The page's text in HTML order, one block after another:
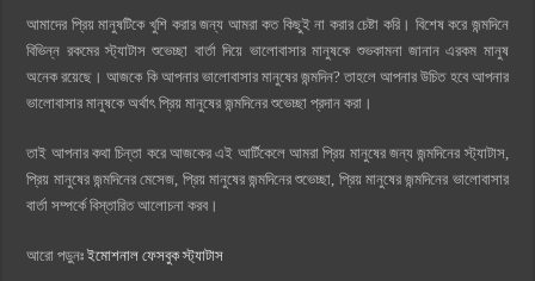
আমাদের প্রিয় মানুষটিকে খুশি করার জন্য আমরা কত কিছুই না করার চেষ্টা করি। বিশেষ করে জন্মদিনে
বিভিন্ন রকমের স্ট্যাটাস শুভেচ্ছা বার্তা দিয়ে ভালোবাসার মানুষকে শুভকামনা জানান এরকম মানুষ
অনেক রয়েছে। আজকে কি আপনার ভালোবাসার মানুষের জন্মদিন? তাহলে আপনার উচিত হবে আপনার
ভালোবাসার মানুষকে অর্থাৎ প্রিয় মানুষের জন্মদিনের শুভেচ্ছা প্রদান করা।
তাই আপনার কথা চিন্তা করে আজকের এই আর্টিকেলে আমরা প্রিয় মানুষের জন্য জন্মদিনের স্ট্যাটাস,
প্রিয় মানুষের জন্মদিনের মেসেজ, প্রিয় মানুষের জন্মদিনের শুভেচ্ছা, প্রিয় মানুষের জন্মদিনের ভালোবাসার
বার্তা সম্পর্কে বিস্তারিত আলোচনা করব।
আরো পড়ুনঃইমোশনাল ফেসবুক স্ট্যাটাস